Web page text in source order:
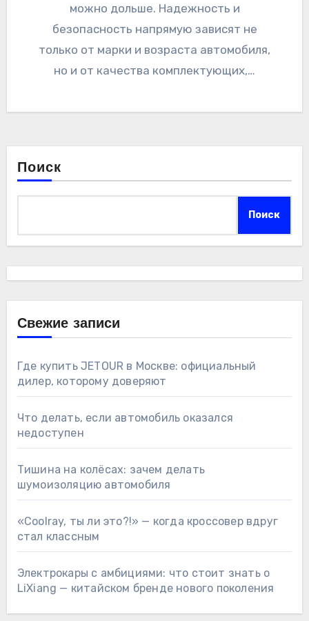
можно дольше. Надежность и
безопасность напрямую зависят не
только от марки и возраста автомобиля,
но и от качества комплектующих,…
Поиск
Поиск
Свежие записи
Где купить JETOUR в Москве: официальный
дилер, которому доверяют
Что делать, если автомобиль оказался
недоступен
Тишина на колёсах: зачем делать
шумоизоляцию автомобиля
«Coolray, ты ли это?!» — когда кроссовер вдруг
стал классным
Электрокары с амбициями: что стоит знать о
LiXiang — китайском бренде нового поколения